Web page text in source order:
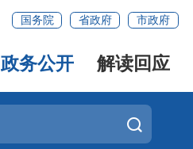
国务院 省政府 市政府
政务公开 解读回应